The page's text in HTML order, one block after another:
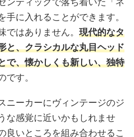
手に入れることができます。
ではありません。 現代的なタ
と、クラシカルな丸目ヘッド
で、懐かしくも新しい、独特
です。
ニーカーにヴィンテージのジ
な感覚に近いかもしれませ
良いところを組み合わせるこ